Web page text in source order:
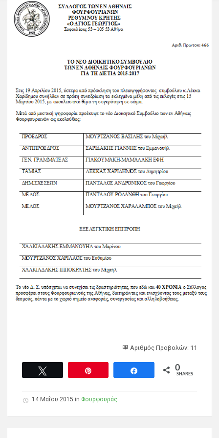
Αριθμός Προβολών: 11
0
SHARES
14 Μαΐου 2015 in Φουρφουράς